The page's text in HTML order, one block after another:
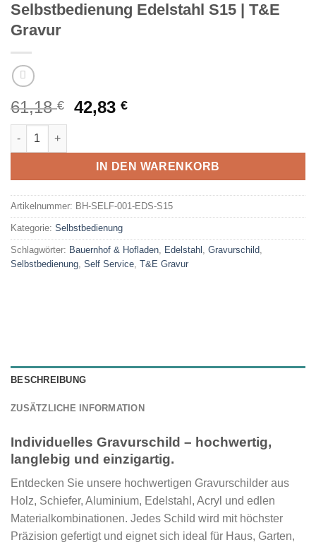
Selbstbedienung Edelstahl S15 | T&E
Gravur
61,18€
Ursprünglicher
61,18 €
42,83€Aktueller
42,83 €.
Selbstbedienung Edelstahl S15 | T&E Gravur Menge
IN DEN WARENKORB
Artikelnummer: BH-SELF-001-EDS-S15
Kategorie: Selbstbedienung
Schlagwörter: Bauernhof & Hofladen Edelstahl Gravurschild
Selbstbedienung Self Service T&E Gravur
BESCHREIBUNG
ZUSÄTZLICHE INFORMATION
Individuelles Gravurschild – hochwertig,
langlebig und einzigartig.
Entdecken Sie unsere hochwertigen Gravurschilder aus
Holz, Schiefer, Aluminium, Edelstahl, Acryl und edlen
Materialkombinationen. Jedes Schild wird mit höchster
Präzision gefertigt und eignet sich ideal für Haus, Garten,